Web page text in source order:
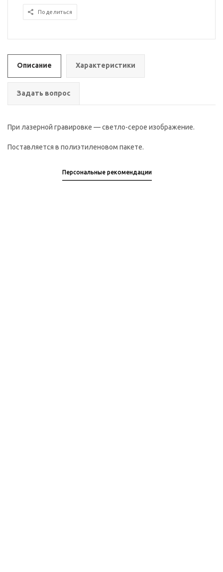
Поделиться
Описание Характеристики
Задать вопрос
При лазерной гравировке — светло-серое изображение.
Поставляется в полиэтиленовом пакете.
Персональные рекомендации